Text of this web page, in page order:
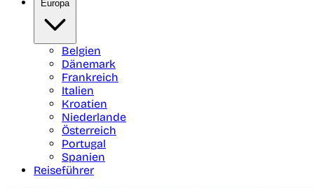
Europa
Belgien
Dänemark
Frankreich
Italien
Kroatien
Niederlande
Österreich
Portugal
Spanien
Reiseführer